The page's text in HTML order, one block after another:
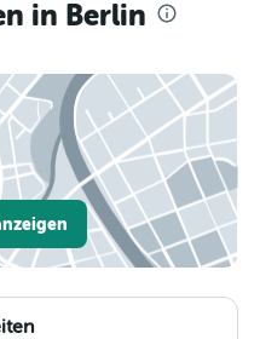
in Berlin